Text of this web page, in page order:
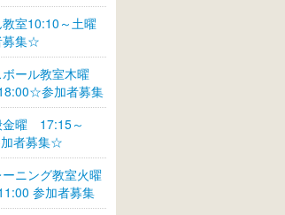
室10:10～土曜
集☆
ボール教室木曜
参加者募集
金曜 17:15～
者募集☆
ニング教室火曜
参加者募集